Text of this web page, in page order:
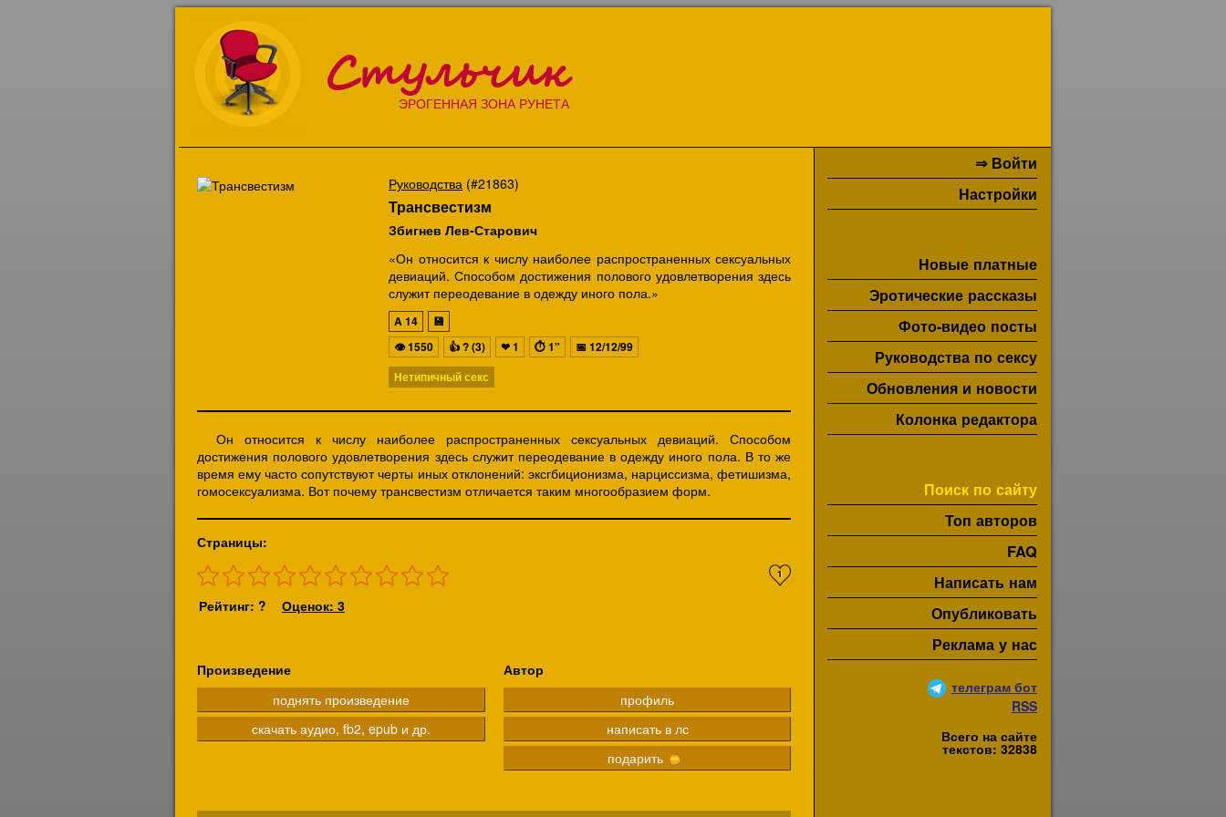
Стульчик
ЭРОГЕННАЯ ЗОНА РУНЕТА
⇒ Войти
Настройки
Новые платные
Эротические рассказы
Фото-видео посты
Руководства по сексу
Обновления и новости
Колонка редактора
Поиск по сайту
Топ авторов
FAQ
Написать нам
Опубликовать
Реклама у нас
телеграм бот
RSS
Всего на сайте
текстов: 32838
Руководства (#21863)
Трансвестизм
Збигнев Лев-Старович
«Он относится к числу наиболее распространенных сексуальных
девиаций. Способом достижения полового удовлетворения здесь
служит переодевание в одежду иного пола.»
A14
💾
👁1550 👍? (3) ❤1 ⏱1" 📅 12/12/99
Нетипичный секс
Он относится к числу наиболее распространенных сексуальных девиаций. Способом
достижения полового удовлетворения здесь служит переодевание в одежду иного пола. В то же
время ему часто сопутствуют черты иных отклонений: эксгбиционизма, нарциссизма, фетишизма,
гомосексуализма. Вот почему трансвестизм отличается таким многообразием форм.
Страницы:
1
Рейтинг: ? Оценок: 3
Произведение
поднять произведение
скачать аудио, fb2, epub и др.
Автор
профиль
написать в лс
подарить